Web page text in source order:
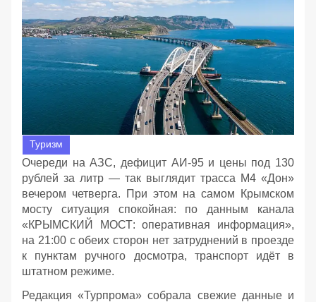
Туризм
Очереди на АЗС, дефицит АИ‑95 и цены под 130
рублей за литр — так выглядит трасса М4 «Дон»
вечером четверга. При этом на самом Крымском
мосту ситуация спокойная: по данным канала
«КРЫМСКИЙ МОСТ: оперативная информация»,
на 21:00 с обеих сторон нет затруднений в проезде
к пунктам ручного досмотра, транспорт идёт в
штатном режиме.
Редакция «Турпрома» собрала свежие данные и